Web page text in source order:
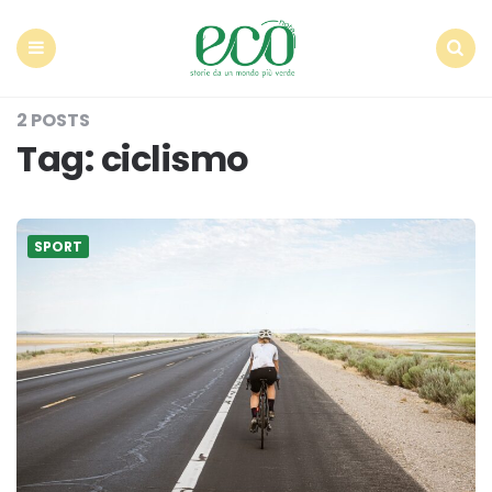
2 POSTS
Tag:ciclismo
SPORT